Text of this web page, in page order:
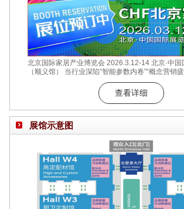
北京国际家居产业博览会 2026.3.12-14 北京·中国
（顺义馆） 当行业深陷“智能参数内卷”“概念营销
选择回归商业的本质价值 12万㎡实景展区全面开
商现场对接 数十场商贸对接会精准匹配 在这个数
们始终坚信 真正的商业价值 始于需求与供给的真
展位成为
查看详细
展馆示意图